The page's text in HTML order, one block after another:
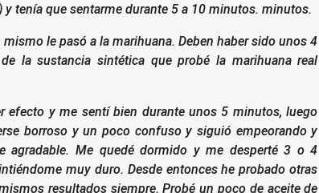
y tenía que sentarme durante 5 a 10 minutos. minutos.
mismo le pasó a la marihuana. Deben haber sido unos 4
la sustancia sintética que probé la marihuana real
efecto y me sentí bien durante unos 5 minutos, luego
borroso y un poco confuso y siguió empeorando y
agradable. Me quedé dormido y me desperté 3 o 4
muy duro. Desde entonces he probado otras
resultados siempre.Probé un poco de aceite de